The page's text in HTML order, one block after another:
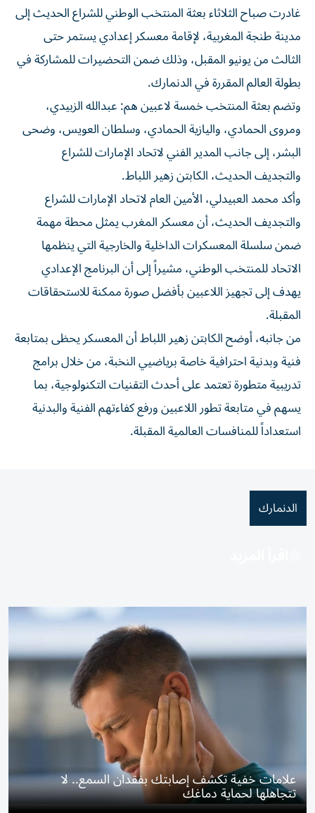
غادرت صباح الثلاثاء بعثة المنتخب الوطني للشراع الحديث إلى
مدينة طنجة المغربية، لإقامة معسكر إعدادي يستمر حتى
الثالث من يونيو المقبل، وذلك ضمن التحضيرات للمشاركة في
بطولة العالم المقررة في الدنمارك.
وتضم بعثة المنتخب خمسة لاعبين هم: عبدالله الزبيدي،
ومروى الحمادي، واليازية الحمادي، وسلطان العويس، وضحى
البشر، إلى جانب المدير الفني لاتحاد الإمارات للشراع
والتجديف الحديث، الكابتن زهير اللباط.
وأكد محمد العبيدلي، الأمين العام لاتحاد الإمارات للشراع
والتجديف الحديث، أن معسكر المغرب يمثل محطة مهمة
ضمن سلسلة المعسكرات الداخلية والخارجية التي ينظمها
الاتحاد للمنتخب الوطني، مشيراً إلى أن البرنامج الإعدادي
يهدف إلى تجهيز اللاعبين بأفضل صورة ممكنة للاستحقاقات
المقبلة.
من جانبه، أوضح الكابتن زهير اللباط أن المعسكر يحظى بمتابعة
فنية وبدنية احترافية خاصة برياضيي النخبة، من خلال برامج
تدريبية متطورة تعتمد على أحدث التقنيات التكنولوجية، بما
يسهم في متابعة تطور اللاعبين ورفع كفاءتهم الفنية والبدنية
استعداداً للمنافسات العالمية المقبلة.
الدنمارك
علامات خفية تكشف إصابتك بفقدان السمع.. لا
تتجاهلها لحماية دماغك